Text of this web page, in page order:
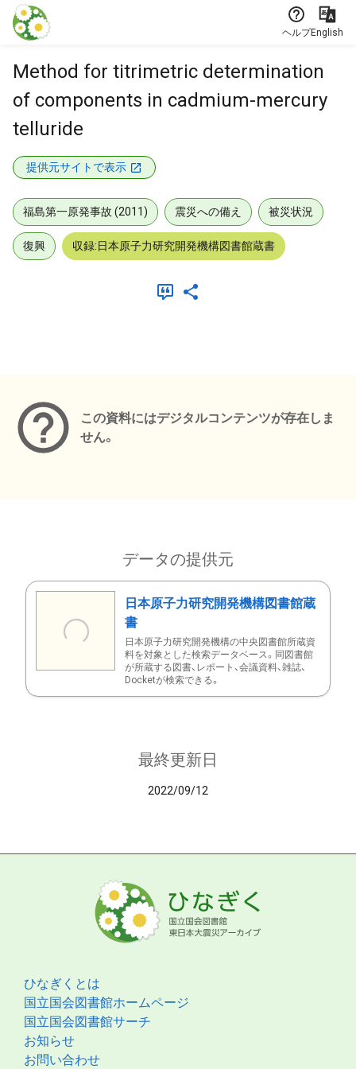
本文に飛ぶ
ヘルプEnglish
Method for titrimetric determination
of components in cadmium-mercury
telluride
提供元サイトで表示
福島第一原発事故 (2011) 震災への備え 被災状況
復興 収録:日本原子力研究開発機構図書館蔵書
この資料にはデジタルコンテンツが存在しま
せん。
データの提供元
日本原子力研究開発機構図書館蔵
書
日本原子力研究開発機構の中央図書館所蔵資
料を対象とした検索データベース。同図書館
が所蔵する図書、レポート、会議資料、雑誌、
Docketが検索できる。
最終更新日
2022/09/12
ひなぎくとは
国立国会図書館ホームページ
国立国会図書館サーチ
お知らせ
お問い合わせ